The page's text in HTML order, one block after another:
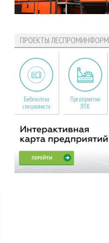
ПРОЕКТЫ ЛЕСПРОМИНФОРМ
Библиотека
специалиста
Предприятия
ЛПК